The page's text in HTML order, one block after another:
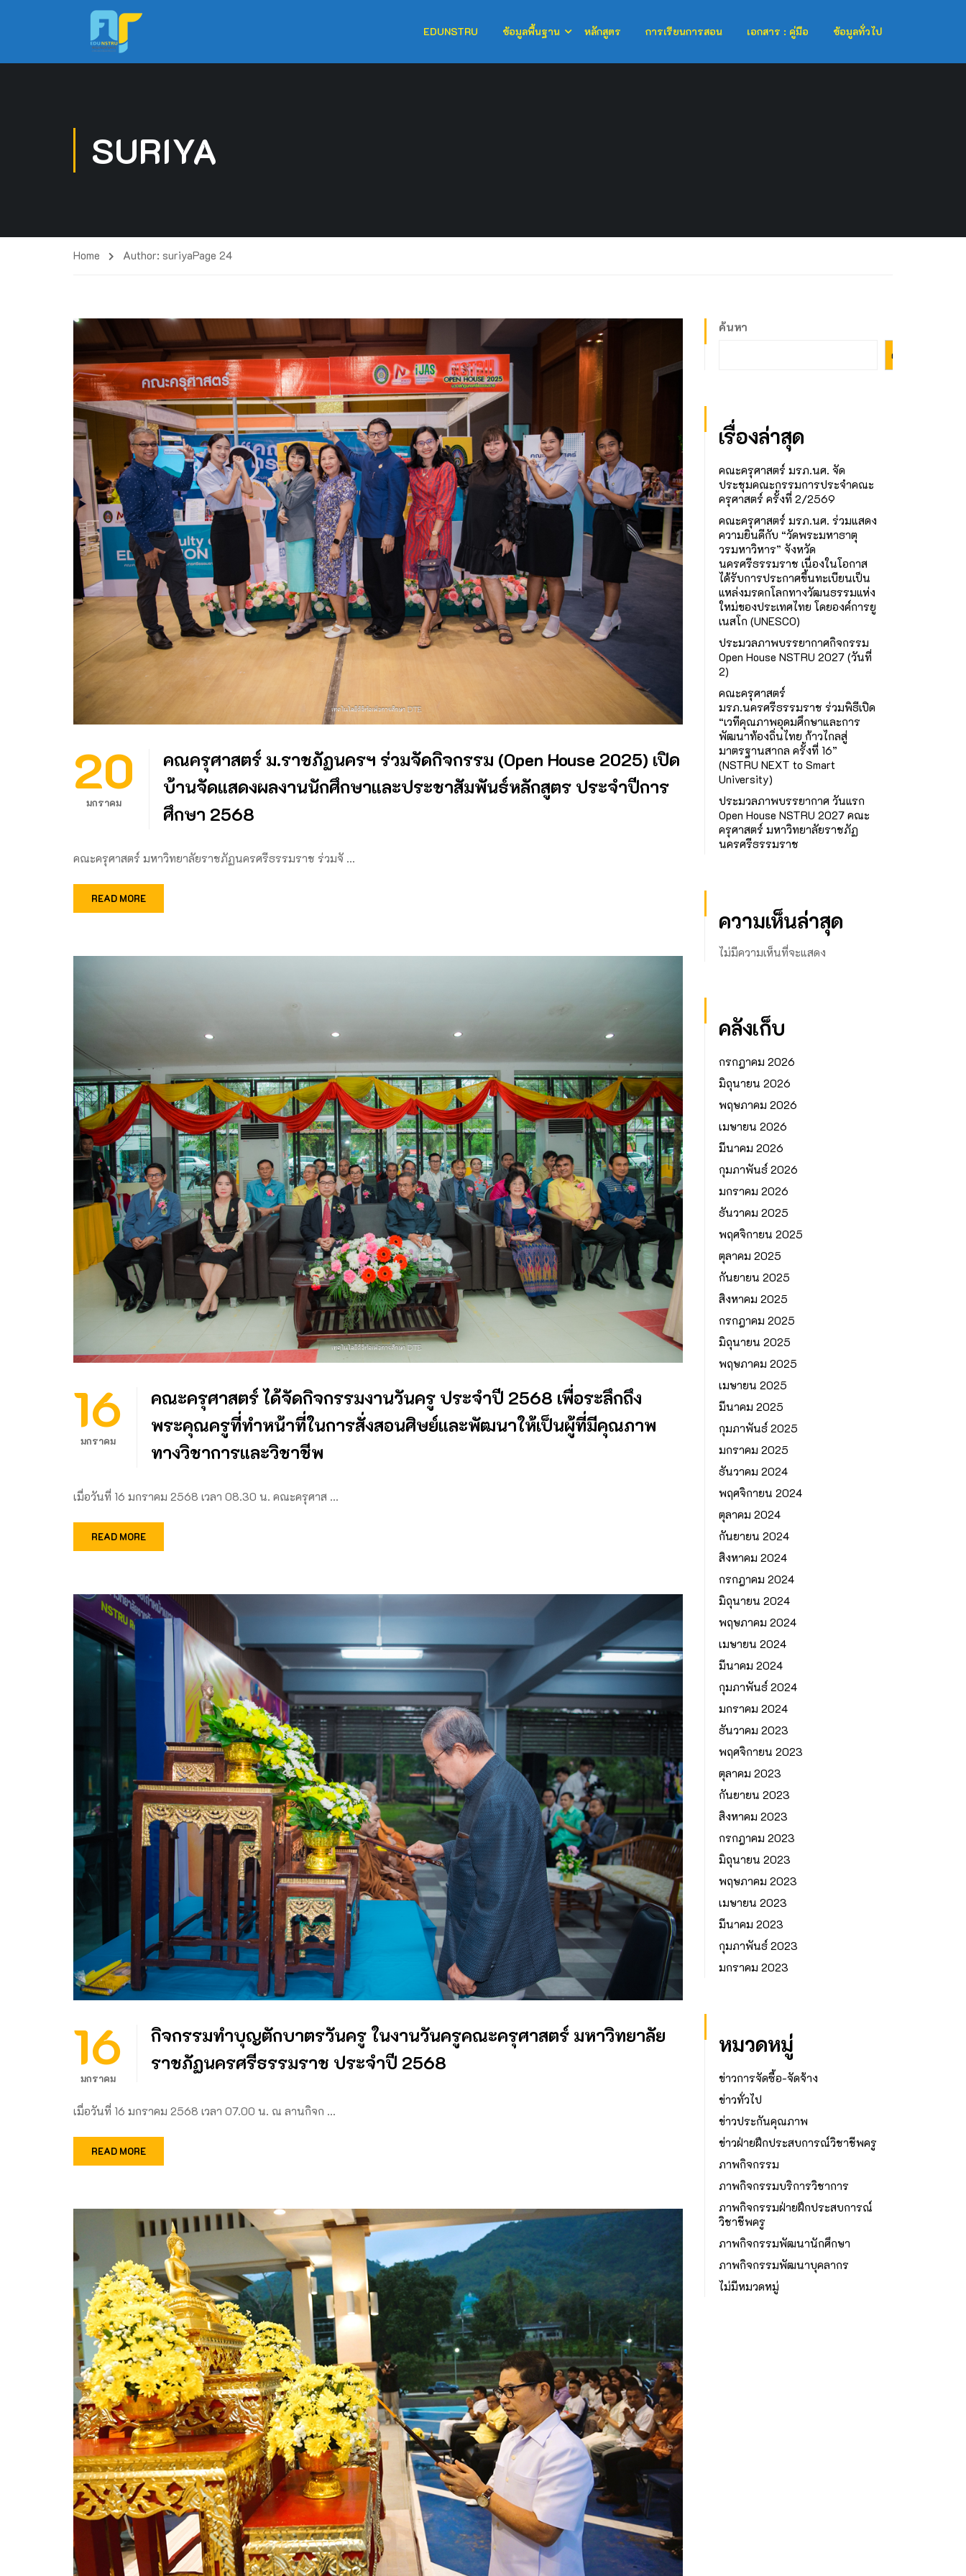
EDUNSTRU ข้อมูลพื้นฐาน หลักสูตร การเรียนการสอน เอกสาร : คู่มือ ข้อมูลทั่วไป
SURIYA
Home Author: suriyaPage 24
20
มกราคม
คณครุศาสตร์ ม.ราชภัฏนครฯ ร่วมจัดกิจกรรม (Open House 2025) เปิด
บ้านจัดแสดงผลงานนักศึกษาและประชาสัมพันธ์หลักสูตร ประจำปีการ
ศึกษา 2568
คณะครุศาสตร์ มหาวิทยาลัยราชภัฏนครศรีธรรมราช ร่วมจั …
READ MORE
16
มกราคม
คณะครุศาสตร์ ได้จัดกิจกรรมงานวันครู ประจำปี 2568 เพื่อระลึกถึง
พระคุณครูที่ทำหน้าที่ในการสั่งสอนศิษย์และพัฒนาให้เป็นผู้ที่มีคุณภาพ
ทางวิชาการและวิชาชีพ
เมื่อวันที่ 16 มกราคม 2568 เวลา 08.30 น. คณะครุศาส …
READ MORE
16
มกราคม
กิจกรรมทำบุญตักบาตรวันครู ในงานวันครูคณะครุศาสตร์ มหาวิทยาลัย
ราชภัฏนครศรีธรรมราช ประจำปี 2568
เมื่อวันที่ 16 มกราคม 2568 เวลา 07.00 น. ณ ลานกิจก …
READ MORE
ค้นหา
ค้นหา
เรื่องล่าสุด
คณะครุศาสตร์ มรภ.นศ. จัด
ประชุมคณะกรรมการประจำคณะ
ครุศาสตร์ ครั้งที่ 2/2569
คณะครุศาสตร์ มรภ.นศ. ร่วมแสดง
ความยินดีกับ “วัดพระมหาธาตุ
วรมหาวิหาร” จังหวัด
นครศรีธรรมราช เนื่องในโอกาส
ได้รับการประกาศขึ้นทะเบียนเป็น
แหล่งมรดกโลกทางวัฒนธรรมแห่ง
ใหม่ของประเทศไทย โดยองค์การยู
เนสโก (UNESCO)
ประมวลภาพบรรยากาศกิจกรรม
Open House NSTRU 2027 (วันที่
2)
คณะครุศาสตร์
มรภ.นครศรีธรรมราช ร่วมพิธีเปิด
“เวทีคุณภาพอุดมศึกษาและการ
พัฒนาท้องถิ่นไทย ก้าวไกลสู่
มาตรฐานสากล ครั้งที่ 16”
(NSTRU NEXT to Smart
University)
ประมวลภาพบรรยากาศ วันแรก
Open House NSTRU 2027 คณะ
ครุศาสตร์ มหาวิทยาลัยราชภัฏ
นครศรีธรรมราช
ความเห็นล่าสุด
ไม่มีความเห็นที่จะแสดง
คลังเก็บ
กรกฎาคม 2026
มิถุนายน 2026
พฤษภาคม 2026
เมษายน 2026
มีนาคม 2026
กุมภาพันธ์ 2026
มกราคม 2026
ธันวาคม 2025
พฤศจิกายน 2025
ตุลาคม 2025
กันยายน 2025
สิงหาคม 2025
กรกฎาคม 2025
มิถุนายน 2025
พฤษภาคม 2025
เมษายน 2025
มีนาคม 2025
กุมภาพันธ์ 2025
มกราคม 2025
ธันวาคม 2024
พฤศจิกายน 2024
ตุลาคม 2024
กันยายน 2024
สิงหาคม 2024
กรกฎาคม 2024
มิถุนายน 2024
พฤษภาคม 2024
เมษายน 2024
มีนาคม 2024
กุมภาพันธ์ 2024
มกราคม 2024
ธันวาคม 2023
พฤศจิกายน 2023
ตุลาคม 2023
กันยายน 2023
สิงหาคม 2023
กรกฎาคม 2023
มิถุนายน 2023
พฤษภาคม 2023
เมษายน 2023
มีนาคม 2023
กุมภาพันธ์ 2023
มกราคม 2023
หมวดหมู่
ข่าวการจัดซื้อ-จัดจ้าง
ข่าวทั่วไป
ข่าวประกันคุณภาพ
ข่าวฝ่ายฝึกประสบการณ์วิชาชีพครู
ภาพกิจกรรม
ภาพกิจกรรมบริการวิชาการ
ภาพกิจกรรมฝ่ายฝึกประสบการณ์
วิชาชีพครู
ภาพกิจกรรมพัฒนานักศึกษา
ภาพกิจกรรมพัฒนาบุคลากร
ไม่มีหมวดหมู่